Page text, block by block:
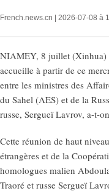
French.news.cn | 2026-07-08 à
NIAMEY, 8 juillet (Xinhua)
accueille à partir de ce
entre les ministres des
du Sahel (AES) et de la
russe, Sergueï Lavrov, a-t-
Cette réunion de haut
étrangères et de la
homologues malien
Traoré et russe Sergueï